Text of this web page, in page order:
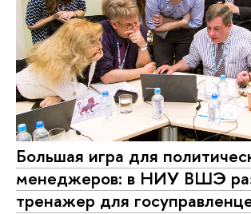
Большая игра для
менеджеров: в НИУ ВШЭ
тренажер для